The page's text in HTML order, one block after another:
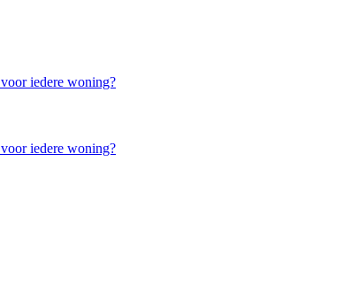
iedere woning?
iedere woning?